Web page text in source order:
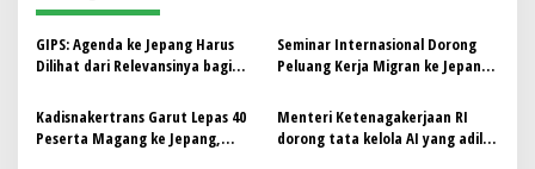
s
i
p
o
s
GIPS: Agenda ke Jepang Harus
Dilihat dari Relevansinya bagi
Seminar Internasional Dorong
Peluang Kerja Migran ke Jepang
Garut
Kadisnakertrans Garut Lepas 40
Peserta Magang ke Jepang,
Menteri Ketenagakerjaan RI
dorong tata kelola AI yang adil